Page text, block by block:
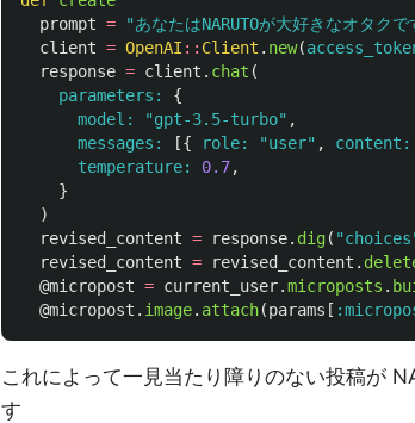
prompt = "あなたはNARUTOが大好きなオタク
client = OpenAI :: Client . new(
response = client . chat (
parameters: {
model:
"gpt-3.5-turbo" ,
messages:
[{ role: "user" , content:
temperature: 0.7,
}
)
revised_content = response. dig(
revised_content = revised_content .
@micropost = current_user.microposts .
@micropost . image. attach(params [
これによって一見当たり障りのない投稿が
す